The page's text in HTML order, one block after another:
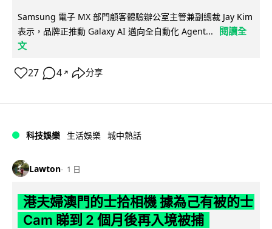
Samsung 電子 MX 部門顧客體驗辦公室主管兼副總裁 Jay Kim
表示，品牌正推動 Galaxy AI 邁向全自動化 Agent...
閱讀全
文
27 4 ↗ 分享
科技娛樂 生活娛樂 城中熱話
Lawton 1 日
港夫婦澳門的士拾相機 據為己有被的士
Cam 睇到 2 個月後再入境被捕